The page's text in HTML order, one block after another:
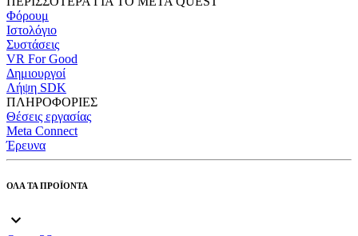
Φόρουμ
Ιστολόγιο
Συστάσεις
VR For Good
Δημιουργοί
Λήψη SDK
ΠΛΗΡΟΦΟΡΙΕΣ
Θέσεις εργασίας
Meta Connect
Έρευνα
ΟΛΑ ΤΑ ΠΡΟΪΟΝΤΑ